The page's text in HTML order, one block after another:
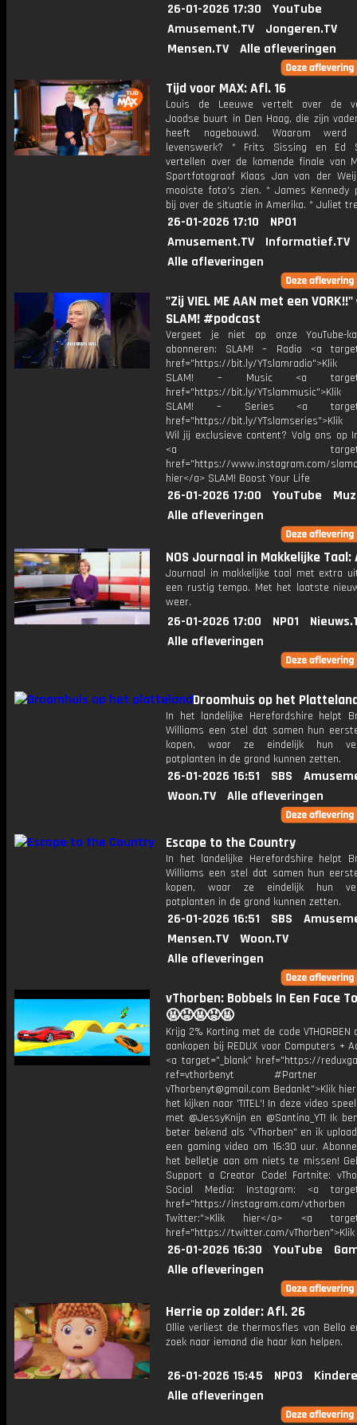
26-01-2026 17:30
YouTube
Amusement.TV
Jongeren.TV
Mensen.TV
Alle afleveringen
Tijd voor MAX: Afl. 16
Louis de Leeuwe vertelt over de
Joodse buurt in Den Haag, die zijn
heeft nagebouwd. Waarom
levenswerk? * Frits Sissing en Ed
vertellen over de komende finale van
Sportfotograaf Klaas Jan van der
mooiste foto's zien. * James Kennedy
bij over de situatie in Amerika. * Juliet
26-01-2026 17:10
NPO1
Amusement.TV
Informatief.TV
Alle afleveringen
"Zij VIEL ME AAN met een
SLAM! #podcast
Vergeet je niet op onze YouTube-
abonneren: SLAM! – Radio <a
href="https://bit.ly/
SLAM! – Music <a
href="https://bit.ly/
SLAM! – Series <a
href="https://bit.ly/
Wil jij exclusieve content? Volg ons op
<a
href="https://www.instagram.com/
hier</a> SLAM! Boost Your Life
26-01-2026 17:00 YouTube
Alle afleveringen
NOS Journaal in Makkelijke Taal:
Journaal in makkelijke taal met extra
een rustig tempo. Met het laatste
weer.
26-01-2026 17:00 NPO1
Alle afleveringen
Droomhuis op het
In het landelijke Herefordshire helpt
Williams een stel dat samen hun
kopen, waar ze eindelijk hun
potplanten in de grond kunnen zetten.
26-01-2026 16:51 SBS
Woon.TV
Alle afleveringen
Escape to the Country
In het landelijke Herefordshire helpt
Williams een stel dat samen hun
kopen, waar ze eindelijk hun
potplanten in de grond kunnen zetten.
26-01-2026 16:51 SBS
Mensen.TV
Woon.TV
Alle afleveringen
vThorben: Bobbels In Een Face
🤬😡🤬😡🤬
Krijg 2% Korting met de code VTHORBEN
aankopen bij REDUX voor Computers +
<a target="_blank" href="https://
ref=vthorbenyt #Partner
vThorbenyt@gmail.com Bedankt">Klik
het kijken naar 'TITEL'! In deze video
met @JessyKnijn en @Santino_YT! Ik
beter bekend als "vThorben" en ik
een gaming video om 16:30 uur.
het belletje aan om niets te missen!
Support a Creator Code! Fortnite:
Social Media: Instagram: <a
href="https://instagram.com/vthorben
Twitter:">Klik hier</a> <a
href="https://twitter.com/
26-01-2026 16:30 YouTube
Alle afleveringen
Herrie op zolder: Afl. 26
Ollie verliest de thermosfles van Bella
zoek naar iemand die haar kan helpen.
26-01-2026 15:45 NPO3
Alle afleveringen